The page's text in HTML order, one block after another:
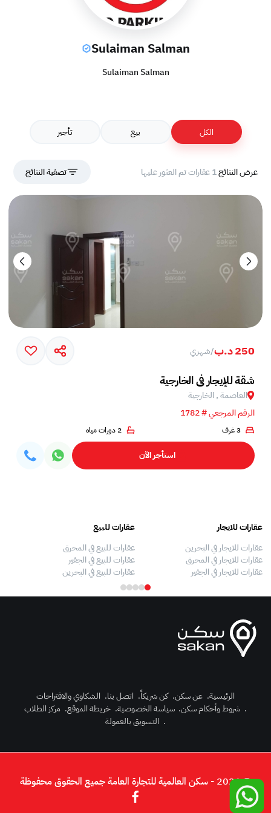
Sulaiman Salman
Sulaiman Salman
الكل بيع تأجير
عرض النتائج1 عقارات تم العثور عليها تصفية النتائج
250 د.ب /شهري
شقة للإيجار في الخارجية
العاصمة , الخارجية
الرقم المرجعي # 1782
3 غرف 2 دورات مياه
استأجر الآن
عقارات للايجار
عقارات للايجار في البحرين
عقارات للايجار في المحرق
عقارات للايجار في الجفير
عقارات للبيع
عقارات للبيع في المحرق
عقارات للبيع في الجفير
عقارات للبيع في البحرين
الرئيسية. عن سكن. كن شريكاً. اتصل بنا. الشكاوي والاقتراحات
. شروط وأحكام سكن. سياسة الخصوصية. خريطة الموقع. مركز الطلاب
. التسويق بالعمولة
© 2026 - سكن العالمية للتجارة العامة جميع الحقوق محفوظة